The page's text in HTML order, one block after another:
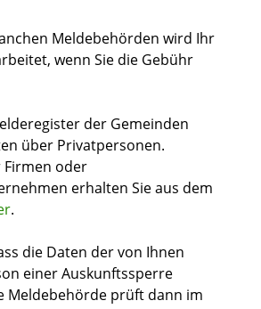
Meldebehörden wird Ihr
wenn Sie die Gebühr
der Gemeinden
über Privatpersonen.
oder
erhalten Sie aus dem
.
die Daten der von Ihnen
einer Auskunftssperre
Meldebehörde prüft dann im